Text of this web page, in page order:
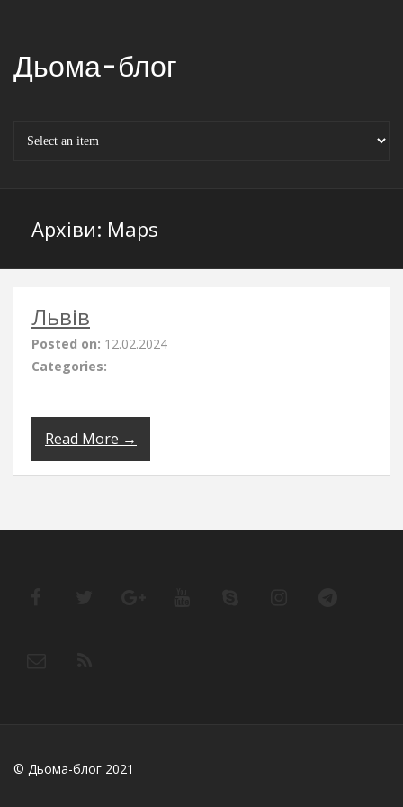
Дьома-блог
Архіви: Maps
Львів
Posted on: 12.02.2024
Categories:
Read More →
© Дьома-блог 2021